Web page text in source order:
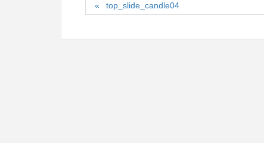
top_slide_candle04